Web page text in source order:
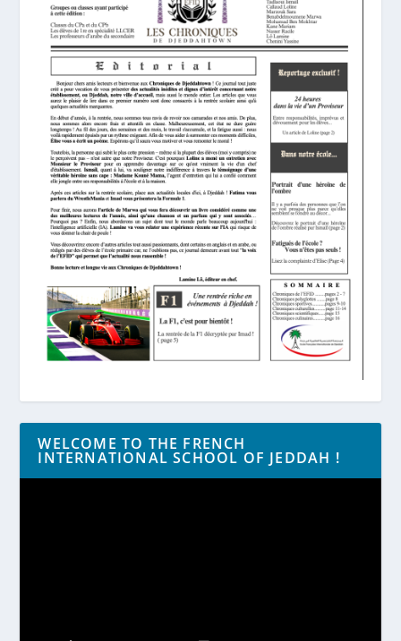
WELCOME TO THE FRENCH
INTERNATIONAL SCHOOL OF JEDDAH !
Lecteur